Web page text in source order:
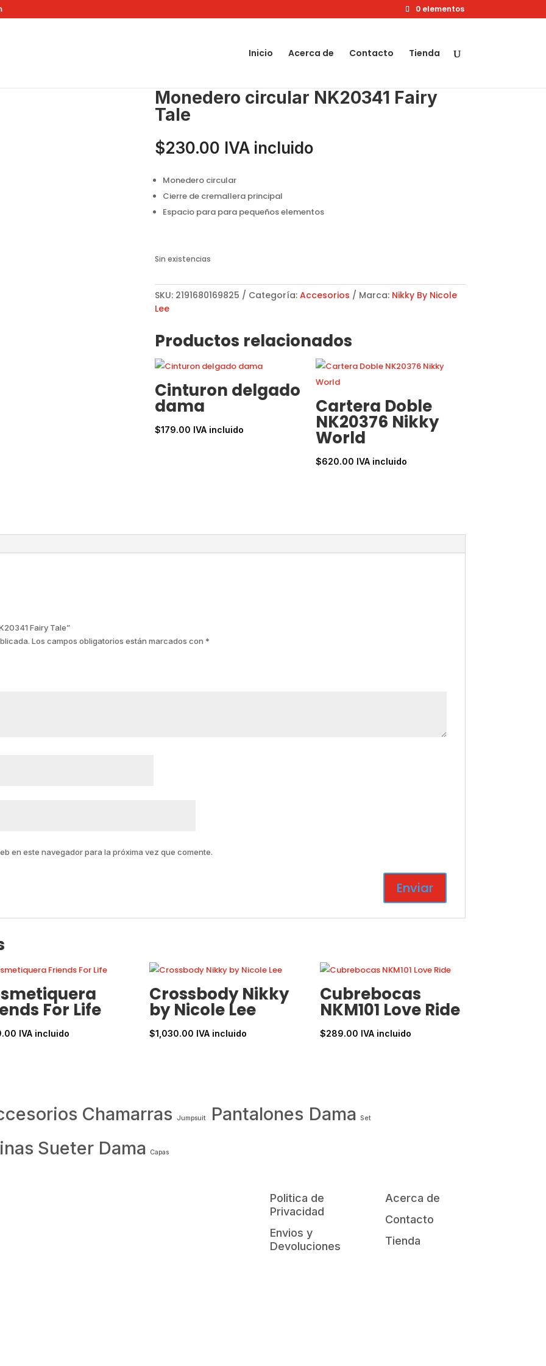
0 elementos
Inicio Acerca de Contacto Tienda
Monedero circular NK20341 Fairy
Tale
$230.00 IVA incluido
Monedero circular
Cierre de cremallera principal
Espacio para para pequeños elementos
Sin existencias
SKU: 2191680169825 Categoría: Accesorios Marca: Nikky By Nicole
Lee
Productos relacionados
Cinturon delgado
dama
$179.00 IVA incluido
Cartera Doble
NK20376 Nikky
World
$620.00 IVA incluido
Fairy Tale”
Los campos obligatorios están marcados con *
en este navegador para la próxima vez que comente.
For Life
IVA incluido
Crossbody Nikky
by Nicole Lee
$1,030.00 IVA incluido
Cubrebocas
NKM101 Love Ride
$289.00 IVA incluido
Chamarras Jumpsuit Pantalones Dama Set
Sueter Dama Capas
Politica de
Privacidad
Envios y
Devoluciones
Acerca de
Contacto
Tienda